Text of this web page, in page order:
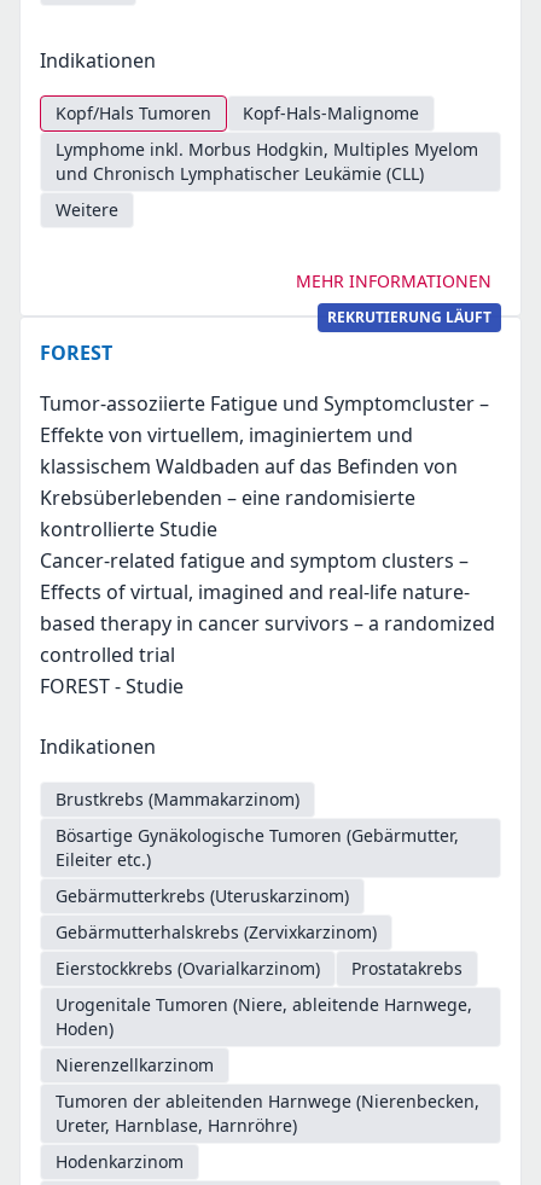
Indikationen
Kopf/Hals Tumoren
Kopf-Hals-Malignome
Lymphome inkl. Morbus Hodgkin, Multiples Myelom
und Chronisch Lymphatischer Leukämie (CLL)
Weitere
MEHR INFORMATIONEN
REKRUTIERUNG LÄUFT
FOREST
Tumor-assoziierte Fatigue und Symptomcluster –
Effekte von virtuellem, imaginiertem und
klassischem Waldbaden auf das Befinden von
Krebsüberlebenden – eine randomisierte
kontrollierte Studie
Cancer-related fatigue and symptom clusters –
Effects of virtual, imagined and real-life nature-
based therapy in cancer survivors – a randomized
controlled trial
FOREST - Studie
Indikationen
Brustkrebs (Mammakarzinom)
Bösartige Gynäkologische Tumoren (Gebärmutter,
Eileiter etc.)
Gebärmutterkrebs (Uteruskarzinom)
Gebärmutterhalskrebs (Zervixkarzinom)
Eierstockkrebs (Ovarialkarzinom)
Prostatakrebs
Urogenitale Tumoren (Niere, ableitende Harnwege,
Hoden)
Nierenzellkarzinom
Tumoren der ableitenden Harnwege (Nierenbecken,
Ureter, Harnblase, Harnröhre)
Hodenkarzinom